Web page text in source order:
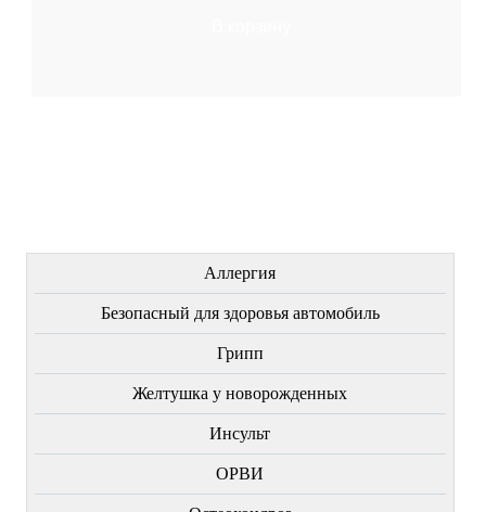
Аллергия
Безопасный для здоровья автомобиль
Грипп
Желтушка у новорожденных
Инсульт
ОРВИ